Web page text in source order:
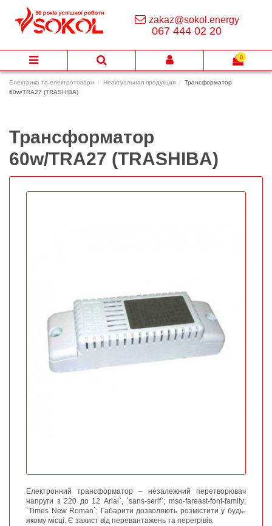
Електрика та електротовари Неактуальная продукция
Трансформатор
60w/TRA27 (TRASHIBA)
Трансформатор
60w/TRA27 (TRASHIBA)
Електронний трансформатор – незалежний перетворювач
напруги з 220 до 12 Arial`, `sans-serif`; mso-fareast-font-family:
`Times New Roman`; Габарити дозволяють розмістити у будь-
якому місці. Є захист від перевантажень та перегрівів.
zakaz@sokol.energy
067 444 02 20
0